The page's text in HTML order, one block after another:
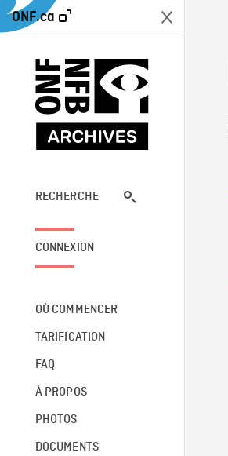
ONF.ca
RECHERCHE
CONNEXION
OÙ COMMENCER
TARIFICATION
FAQ
À PROPOS
PHOTOS
DOCUMENTS